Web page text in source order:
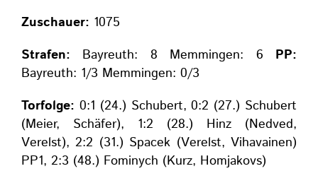
Zuschauer: 1075
Strafen: Bayreuth: 8 Memmingen: 6 PP:
Bayreuth: 1/3 Memmingen: 0/3
Torfolge: 0:1 (24.) Schubert, 0:2 (27.) Schubert
(Meier, Schäfer), 1:2 (28.) Hinz (Nedved,
Verelst), 2:2 (31.) Spacek (Verelst, Vihavainen)
PP1, 2:3 (48.) Fominych (Kurz, Homjakovs)